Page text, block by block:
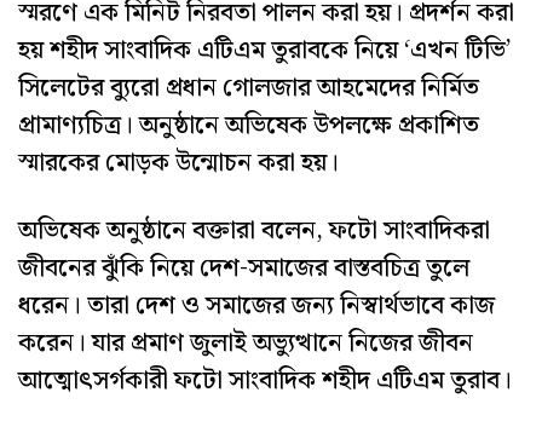
স্মরণে এক মিনিট নিরবতা পালন করা হয়। প্রদর্শন করা
হয় শহীদ সাংবাদিক এটিএম তুরাবকে নিয়ে ‘এখন টিভি’
সিলেটের ব্যুরো প্রধান গোলজার আহমেদের নির্মিত
প্রামাণ্যচিত্র। অনুষ্ঠানে অভিষেক উপলক্ষে প্রকাশিত
স্মারকের মোড়ক উন্মোচন করা হয়।
অভিষেক অনুষ্ঠানে বক্তারা বলেন, ফটো সাংবাদিকরা
জীবনের ঝুঁকি নিয়ে দেশ-সমাজের বাস্তবচিত্র তুলে
ধরেন। তারা দেশ ও সমাজের জন্য নিস্বার্থভাবে কাজ
করেন। যার প্রমাণ জুলাই অভ্যুত্থানে নিজের জীবন
আত্মোৎসর্গকারী ফটো সাংবাদিক শহীদ এটিএম তুরাব।